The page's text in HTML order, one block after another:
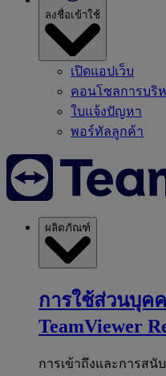
ลงชื่อเข้าใช้
เปิดแอปเว็บ
คอนโซลการบริ
ใบแจ้งปัญหา
พอร์ทัลลูกค้า
ผลิตภัณฑ์
การใช้ส่วนบุค
TeamViewer
การเข้าถึงและการสนั